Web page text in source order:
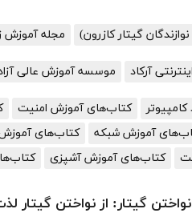
گیتار کازرون) مجله آموزش
آرکاد موسسه آموزش عالی
کتاب‌های آموزش امنیت
آموزش شبکه کتاب‌های
کتاب‌های آموزش آشپزی
گیتار: از نواختن گیتار لذت